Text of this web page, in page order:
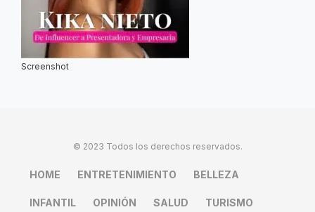
Screenshot
© 2023 Todos los derechos reservados.
HOME ENTRETENIMIENTO BELLEZA
INFANTIL OPINIÓN SALUD TURISMO